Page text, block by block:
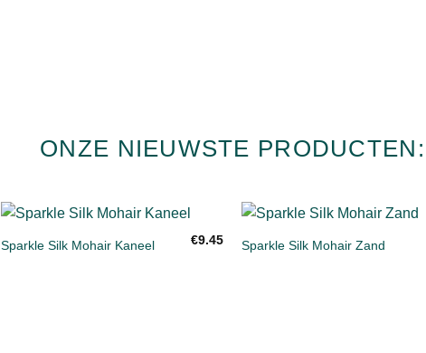
ONZE NIEUWSTE PRODUCTEN:
+
Sparkle Silk Mohair Kaneel €9.45
+
Sparkle Silk Mohair Zand